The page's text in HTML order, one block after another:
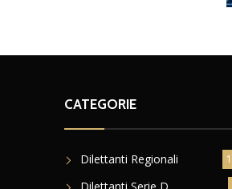
CATEGORIE
Dilettanti Regionali